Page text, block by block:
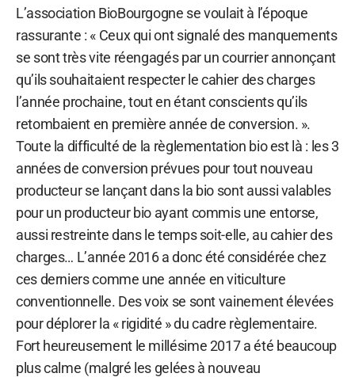
L’association BioBourgogne se voulait à l’époque
rassurante : « Ceux qui ont signalé des manquements
se sont très vite réengagés par un courrier annonçant
qu’ils souhaitaient respecter le cahier des charges
l’année prochaine, tout en étant conscients qu’ils
retombaient en première année de conversion. ».
Toute la difficulté de la règlementation bio est là : les 3
années de conversion prévues pour tout nouveau
producteur se lançant dans la bio sont aussi valables
pour un producteur bio ayant commis une entorse,
aussi restreinte dans le temps soit-elle, au cahier des
charges… L’année 2016 a donc été considérée chez
ces derniers comme une année en viticulture
conventionnelle. Des voix se sont vainement élevées
pour déplorer la « rigidité » du cadre règlementaire.
Fort heureusement le millésime 2017 a été beaucoup
plus calme (malgré les gelées à nouveau